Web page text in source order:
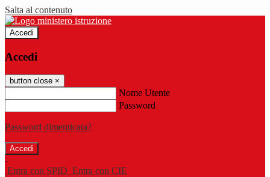
Salta al contenuto
Accedi
Accedi
button close ×
Nome Utente
Password
Password dimenticata?
-
Entra con SPID Entra con CIE